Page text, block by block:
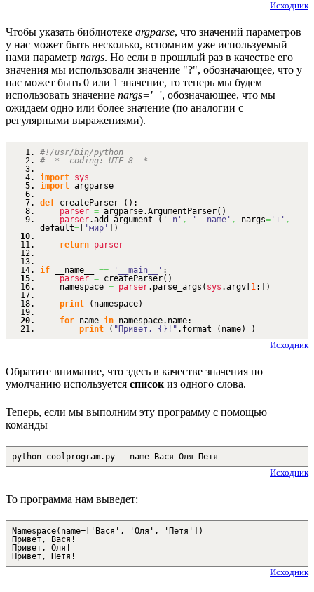
Исходник
Чтобы указать библиотеке argparse, что значений параметров
у нас может быть несколько, вспомним уже используемый
нами параметр nargs. Но если в прошлый раз в качестве его
значения мы использовали значение "?", обозначающее, что у
нас может быть 0 или 1 значение, то теперь мы будем
использовать значение nargs='+', обозначающее, что мы
ожидаем одно или более значение (по аналогии с
регулярными выражениями).
#!/usr/bin/python
# -*- coding: UTF-8 -*-
import sys
import argparse
def createParser ( ) :
parser = argparse.ArgumentParser( )
parser.add_argument ( '-n' , '--name' , nargs= '+' ,
default= 'мир'
)
return parser
if __name__ == '__main__' :
parser = createParser( )
namespace = parser. parse_args ( sys .argv 1:
)
print
( namespace)
for name in namespace. name:
print
( "Привет, {}!" . format ( name) )
Исходник
Обратите внимание, что здесь в качестве значения по
умолчанию используется списокиз одного слова.
Теперь, если мы выполним эту программу с помощью
команды
python coolprogram.py --name Вася Оля Петя
Исходник
То программа нам выведет:
Namespace(name=['Вася', 'Оля', 'Петя'])
Привет, Вася!
Привет, Оля!
Привет, Петя!
Исходник